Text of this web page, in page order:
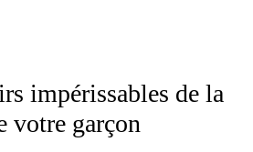
impérissables de la
votre garçon